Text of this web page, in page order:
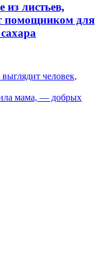
из листьев,
помощником для
человек,
мама, — добрых